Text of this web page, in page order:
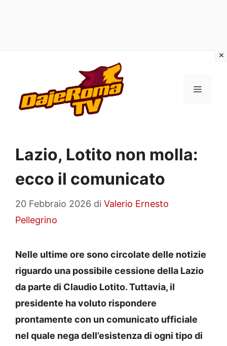
contenuto
MENU
Lazio, Lotito non molla:
ecco il comunicato
20 Febbraio 2026 di Valerio Ernesto
Pellegrino
Nelle ultime ore sono circolate delle notizie
riguardo una possibile cessione della Lazio
da parte di Claudio Lotito. Tuttavia, il
presidente ha voluto rispondere
prontamente con un comunicato ufficiale
nel quale nega dell’esistenza di ogni tipo di